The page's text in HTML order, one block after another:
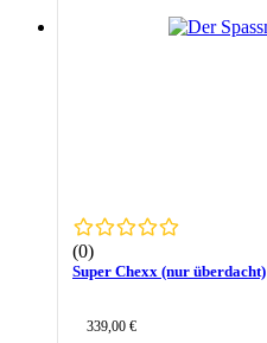
(0)
Super Chexx (nur überdacht)
339,00 €